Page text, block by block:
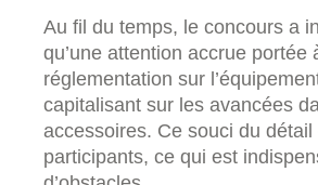
Au fil du temps, le concours a
qu’une attention accrue
réglementation sur
capitalisant sur les avancées
accessoires. Ce souci du
participants, ce qui est